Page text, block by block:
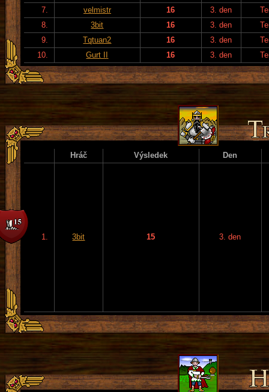
7.
velmistr 16 3. den
8.
3bit 16 3. den
9.
Tqtuan2 16 3. den
10.
Gurt II 16 3. den
Hráč Výsledek Den
1. 3bit 15 3. den